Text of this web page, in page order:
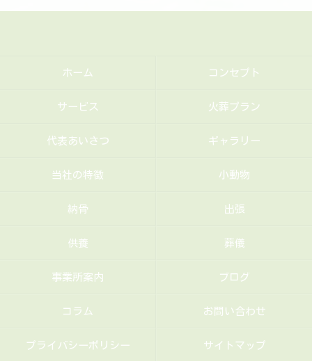
ホーム コンセプト
サービス 火葬プラン
代表あいさつ ギャラリー
当社の特徴 小動物
納骨 出張
供養 葬儀
事業所案内 ブログ
コラム お問い合わせ
プライバシーポリシー サイトマップ